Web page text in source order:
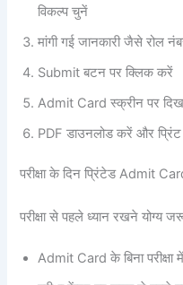
विकल्प चुनें
मांगी गई जानकारी जैसे रोल
Submit बटन पर क्लिक करें
Admit Card स्क्रीन पर
PDF डाउनलोड करें और
परीक्षा के दिन प्रिंटेड Admit
परीक्षा से पहले ध्यान रखने योग्य
Admit Card के बिना परीक्षा